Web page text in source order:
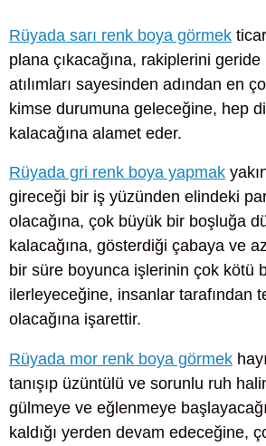
Rüyada sarı renk boya görmek
plana çıkacağına, rakiplerini geride
atılımları sayesinden adından en
kimse durumuna geleceğine, hep
kalacağına alamet eder.
Rüyada gri renk boya yapmak
gireceği bir iş yüzünden elindeki
olacağına, çok büyük bir boşluğa
kalacağına, gösterdiği çabaya ve
bir süre boyunca işlerinin çok kötü
ilerleyeceğine, insanlar tarafından
olacağına işarettir.
Rüyada mor renk boya görmek
tanışıp üzüntülü ve sorunlu ruh
gülmeye ve eğlenmeye
kaldığı yerden devam edeceğine,